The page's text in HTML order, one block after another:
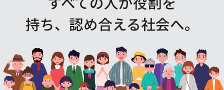
持ち、認め合える社会へ。